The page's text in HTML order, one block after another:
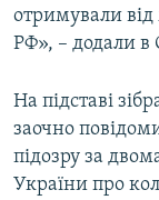
отримували від
РФ», – додали в
На підставі
заочно
підозру за
України про